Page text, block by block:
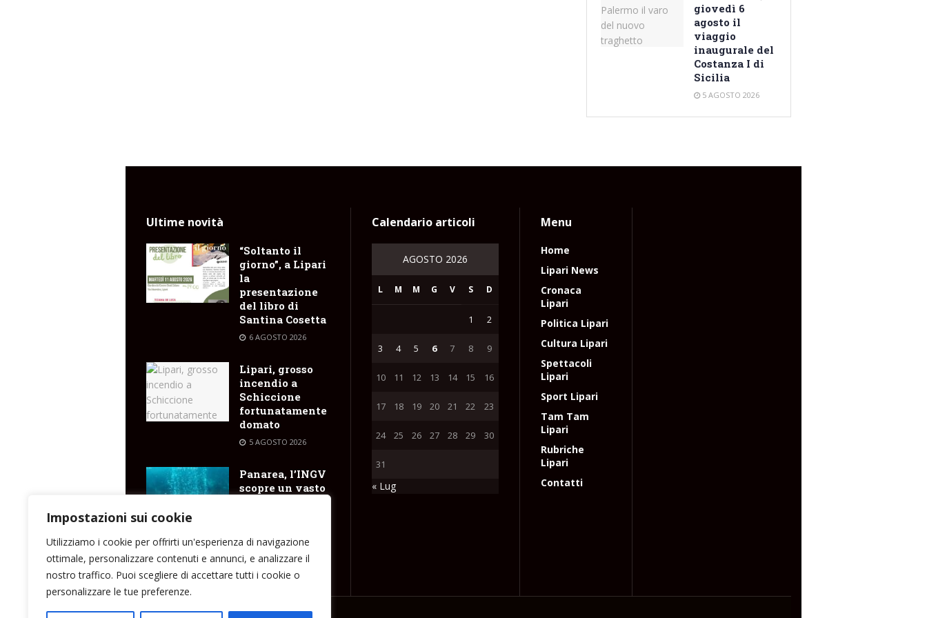
Impostazioni sui cookie
Utilizziamo i cookie per offrirti un'esperienza di navigazione
ottimale, personalizzare contenuti e annunci, e analizzare il
nostro traffico. Puoi scegliere di accettare tutti i cookie o
personalizzare le tue preferenze.
giovedì 6
agosto il
viaggio
inaugurale del
Costanza I di
Sicilia
5 AGOSTO 2026
Ultime novità
“Soltanto il
giorno”, a Lipari
la
presentazione
del libro di
Santina Cosetta
6 AGOSTO 2026
Lipari, grosso
incendio a
Schiccione
fortunatamente
domato
5 AGOSTO 2026
Panarea, l’INGV
scopre un vasto
5 AGOSTO 2026
Calendario articoli
AGOSTO 2026
L M M G V S D
1 2
3 4 5 6 7 8 9
10 11 12 13 14 15 16
17 18 19 20 21 22 23
24 25 26 27 28 29 30
31
« Lug
Menu
Home
Lipari News
Cronaca
Lipari
Politica Lipari
Cultura Lipari
Spettacoli
Lipari
Sport Lipari
Tam Tam
Lipari
Rubriche
Lipari
Contatti